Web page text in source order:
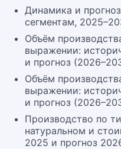
Динамика и
сегментам,
Объём
выражении:
и прогноз
Объём
выражении:
и прогноз
Производство по
натуральном и
2025 и прогноз